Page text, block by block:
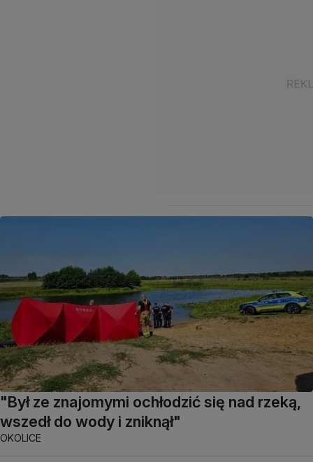
"Był ze znajomymi ochłodzić się nad rzeką,
wszedł do wody i zniknął"
OKOLICE